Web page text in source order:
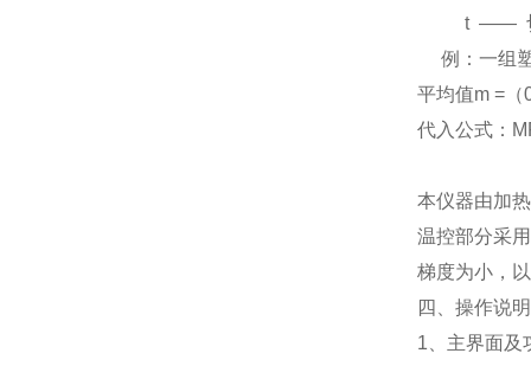
t ——
例： 一组
平均值m =（
代入公式：
本仪器由加
温控部分采
梯度为小，
四、 操作说明
1
主界面及